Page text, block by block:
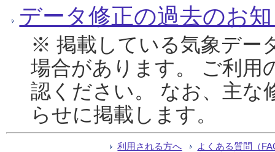
データ修正の過去のお
※ 掲載している気象デー
場合があります。 ご利用
認ください。 なお、主な
らせに掲載します。
利用される方へ よくある質問（